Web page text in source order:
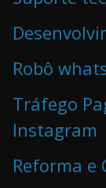
Robô
Tráfego
Instagram
Reforma e